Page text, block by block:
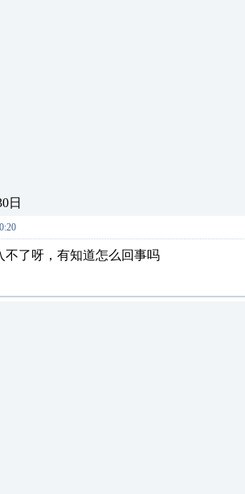
日
不了呀，有知道怎么回事吗